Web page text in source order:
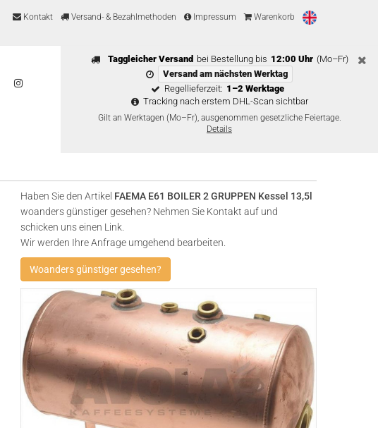
Kontakt Versand- & Bezahlmethoden Impressum Warenkorb
Taggleicher Versand bei Bestellung bis 12:00 Uhr (Mo–Fr)
Versand am nächsten Werktag
Regellieferzeit: 1–2 Werktage
Tracking nach erstem DHL-Scan sichtbar
Gilt an Werktagen (Mo–Fr), ausgenommen gesetzliche Feiertage.
Details
Haben Sie den Artikel FAEMA E61 BOILER 2 GRUPPEN Kessel 13,5l
woanders günstiger gesehen? Nehmen Sie Kontakt auf und
schicken uns einen Link.
Wir werden Ihre Anfrage umgehend bearbeiten.
Woanders günstiger gesehen?